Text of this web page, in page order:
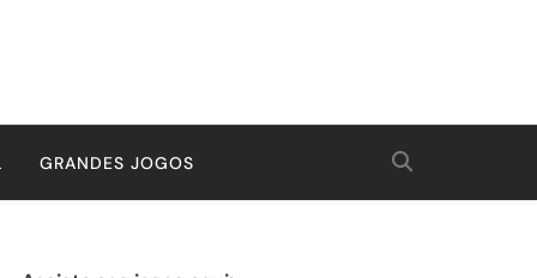
Um Jogo de Controle e Maturidade
o Resultado Esconde o Progresso
GRANDES JOGOS